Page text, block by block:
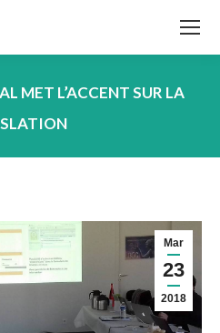
MET L’ACCENT SUR LA
Mar
23
2018